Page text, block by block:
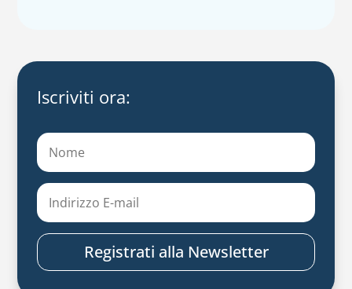
Iscriviti ora:
Registrati alla Newsletter